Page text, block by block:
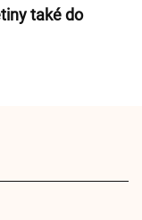
také do